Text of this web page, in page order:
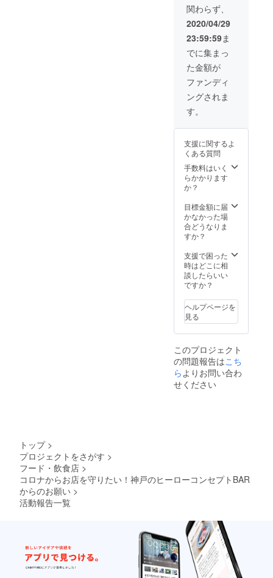
す。 有
効期間
は有り
ませ
ん。
関わらず、
2020/04/29
23:59:59ま
でに集まっ
た金額が
ファンディ
ングされま
す。
支援に関するよ
くある質問
手数料はいく
らかかります
か？
目標金額に届
かなかった場
合どうなりま
すか？
支援で困った
時はどこに相
談したらいい
ですか？
ヘルプページを
見る
このプロジェクト
の問題報告はこち
らよりお問い合わ
せください
トップ >
プロジェクトをさがす >
フード・飲食店 >
コロナからお店を守りたい！神戸のヒーローコンセプトBAR
からのお願い >
活動報告一覧